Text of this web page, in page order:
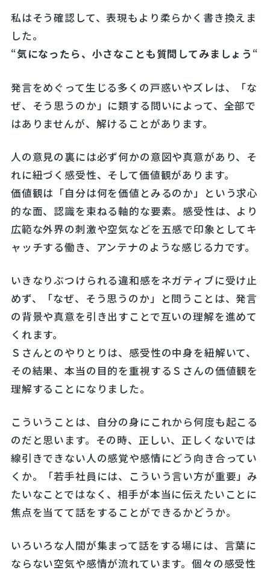
私はそう確認して、表現もより柔らかく書き換えま
した。
“気になったら、小さなことも質問してみましょう “
発言をめぐって生じる多くの戸惑いやズレは、「な
ぜ、そう思うのか」に類する問いによって、全部で
はありませんが、解けることがあります。
人の意見の裏には必ず何かの意図や真意があり、そ
れに紐づく感受性、そして価値観があります。
価値観は「自分は何を価値とみるのか」という求心
的な面、認識を束ねる軸的な要素。感受性は、より
広範な外界の刺激や空気などを五感で印象としてキ
ャッチする働き、アンテナのような感じる力です。
いきなりぶつけられる違和感をネガティブに受け止
めず、「なぜ、そう思うのか」と問うことは、発言
の背景や真意を引き出すことで互いの理解を進めて
くれます。
Ｓさんとのやりとりは、感受性の中身を紐解いて、
その結果、本当の目的を重視するＳさんの価値観を
理解することになりました。
こういうことは、自分の身にこれから何度も起こる
のだと思います。その時、正しい、正しくないでは
線引きできない人の感覚や感情にどう向き合ってい
くか。「若手社員には、こういう言い方が重要」み
たいなことではなく、相手が本当に伝えたいことに
焦点を当てて話をすることができるかどうか。
いろいろな人間が集まって話をする場には、言葉に
ならない空気や感情が流れています。個々の感受性